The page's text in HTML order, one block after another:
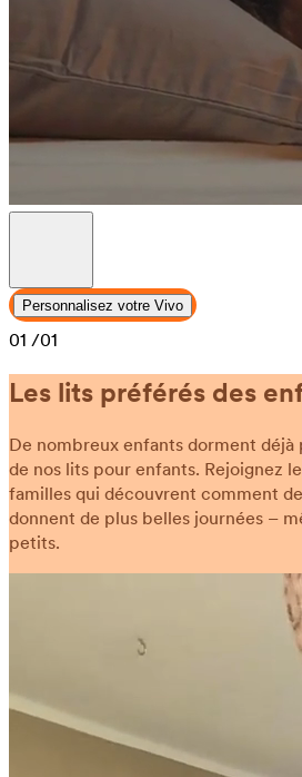
Personnalisez votre Vivo
01 /01
Les lits préférés des
De nombreux enfants dorment déjà
de nos lits pour enfants. Rejoignez
familles qui découvrent comment
donnent de plus belles journées –
petits.